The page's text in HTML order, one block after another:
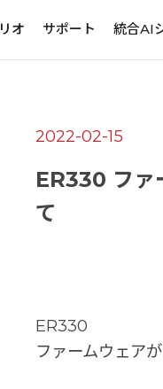
オ サポート 統合AI
2022-02-15
ER330 ファ
て
ER330
ファームウェア